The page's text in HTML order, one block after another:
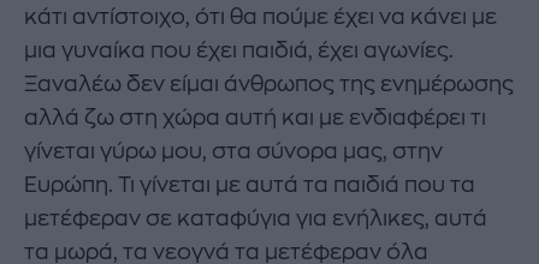
κάτι αντίστοιχο, ότι θα πούμε έχει να κάνει με
μια γυναίκα που έχει παιδιά, έχει αγωνίες.
Ξαναλέω δεν είμαι άνθρωπος της ενημέρωσης
αλλά ζω στη χώρα αυτή και με ενδιαφέρει τι
γίνεται γύρω μου, στα σύνορα μας, στην
Ευρώπη. Τι γίνεται με αυτά τα παιδιά που τα
μετέφεραν σε καταφύγια για ενήλικες, αυτά
τα μωρά, τα νεογνά τα μετέφεραν όλα